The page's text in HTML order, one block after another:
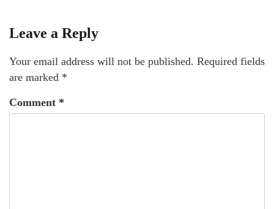
Leave a Reply
Your email address will not be published. Required fields
are marked *
Comment *